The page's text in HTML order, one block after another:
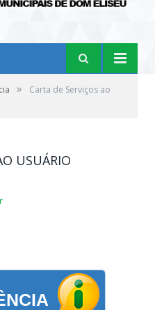
»
Carta de Serviços ao
USUÁRIO